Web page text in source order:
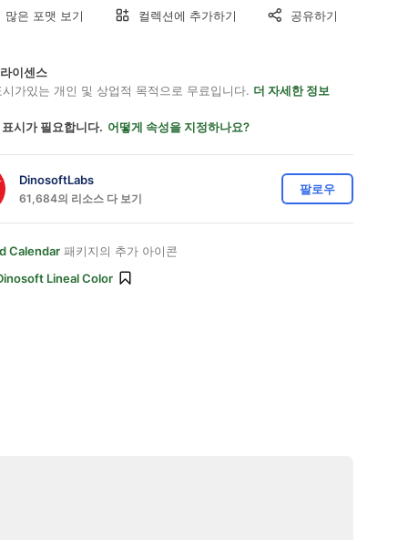
많은 포맷 보기 컬렉션에 추가하기 공유하기
이센스
가있는 개인 및 상업적 목적으로 무료입니다. 더 자세한 정보
시가 필요합니다. 어떻게 속성을 지정하나요?
DinosoftLabs
61,684의 리소스 다 보기
팔로우
Calendar 패키지의 추가 아이콘
Lineal Color